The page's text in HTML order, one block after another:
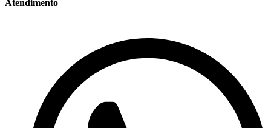
Atendimento